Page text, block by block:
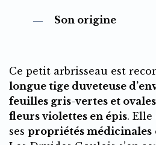
Son origine
Ce petit arbrisseau est
longue tige duveteuse
feuilles gris-vertes et
fleurs violettes en épis.
ses propriétés médicinales